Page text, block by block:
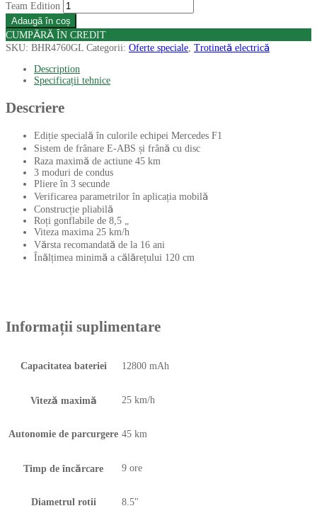
Team Edition
Adaugă în coș
CUMPĂRĂ ÎN CREDIT
SKU: BHR4760GL Categorii: Oferte speciale, Trotinetă electrică
Description
Specificații tehnice
Descriere
Ediție specială în culorile echipei Mercedes F1
Sistem de frânare E-ABS și frână cu disc
Raza maximă de actiune 45 km
3 moduri de condus
Pliere în 3 secunde
Verificarea parametrilor în aplicația mobilă
Construcție pliabilă
Roți gonflabile de 8,5 „
Viteza maxima 25 km/h
Vărsta recomandată de la 16 ani
Înălțimea minimă a călărețului 120 cm
Informații suplimentare
Capacitatea bateriei 12800 mAh
Viteză maximă 25 km/h
Autonomie de parcurgere 45 km
Timp de încărcare 9 ore
Diametrul rotii 8.5"